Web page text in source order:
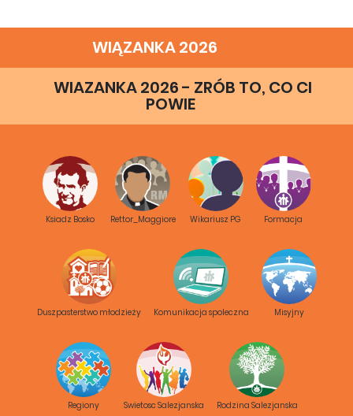
Progetto: Salesio Gakuin
(Salesian
WIĄZANKA 2026
WIAZANKA 2026 - ZRÓB TO, CO CI
POWIE
Ksiadz Bosko Rettor_Maggiore Wikariusz PG Formacja
Duszpasterstwo młodzieży Komunikacja spoleczna Misyjny
Regiony Swietosc Salezjanska Rodzina Salezjanska